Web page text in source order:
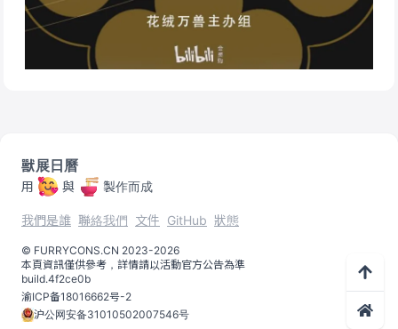
獸展日曆
用 與 製作而成
我們是誰 聯絡我們 文件 GitHub 狀態
©️ FURRYCONS.CN 2023-2026
本頁資訊僅供參考，詳情請以活動官方公告為準
build.4f2ce0b
渝ICP备18016662号-2
沪公网安备31010502007546号